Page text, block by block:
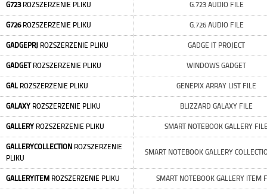
G723ROZSZERZENIE PLIKU G.723 AUDIO FILE
G726ROZSZERZENIE PLIKU G.726 AUDIO FILE
GADGEPRJ ROZSZERZENIE PLIKU GADGE IT PROJECT
GADGETROZSZERZENIE PLIKU WINDOWS GADGET
GALROZSZERZENIE PLIKU GENEPIX ARRAY LIST FILE
GALAXY ROZSZERZENIE PLIKU BLIZZARD GALAXY FILE
GALLERY ROZSZERZENIE PLIKU SMART NOTEBOOK GALLERY
GALLERYCOLLECTION ROZSZERZENIE
PLIKU
SMART NOTEBOOK GALLERY
GALLERYITEM ROZSZERZENIE PLIKU SMART NOTEBOOK GALLERY ITEM